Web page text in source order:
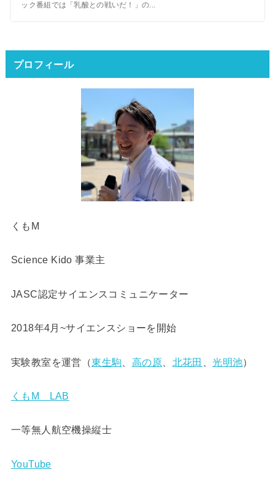
ック番組では「乳酸との戦いだ！」の...
プロフィール
くもM
Science Kido 事業主
JASC認定サイエンスコミュニケーター
2018年4月~サイエンスショーを開始
実験教室を運営（東生駒 高の原 北花田 、光明池）
くもM LAB
一等無人航空機操縦士
YouTube